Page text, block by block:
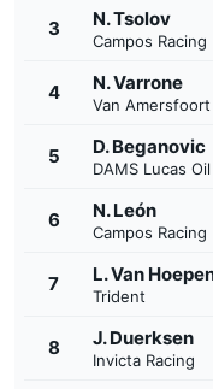
3 N. Tsolov
Campos Racing
4 N. Varrone
Van Amersfoort
5 D. Beganovic
DAMS Lucas Oil
6 N. León
Campos Racing
7 L. Van
Trident
8 J. Duerksen
Invicta Racing